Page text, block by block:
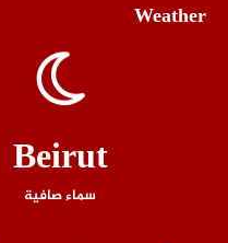
Weather
Beirut
سماء صافية